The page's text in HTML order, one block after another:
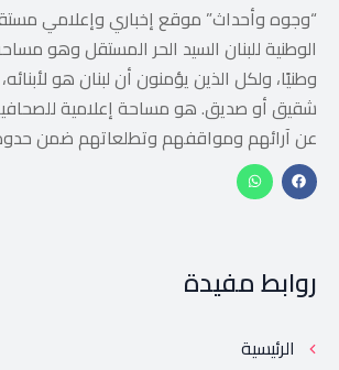
“وجوه وأحداث” موقع إخباري وإعلامي
الوطنية للبنان السيد الحر المستقل وهو
وطنيًا، ولكل الذين يؤمنون أن لبنان هو
شقيق أو صديق. هو مساحة إعلامية للصحافيين
عن آرائهم ومواقفهم وتطلعاتهم ضمن حدود
روابط مفيدة
الرئيسية